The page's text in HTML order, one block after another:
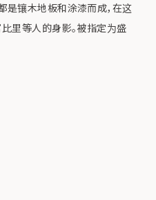
是镶木地板和涂漆而成，在这
里等人的身影。被指定为盛